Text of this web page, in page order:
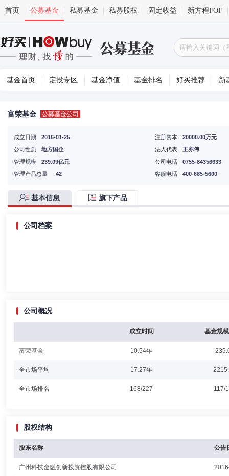
首页 公募基金 私募基金 私募股权 固定收益 新方程FOF
基金首页 定投专区 基金净值 基金排名 好买推荐 新
富荣基金 公募基金公司
成立日期
2016-01-25
公司性质
地方国企
注册资本
20000.00万元
法人代表
王亦伟
管理规模
239.09亿元
管理产品总量
42
公司电话
0755-84356633
客服电话
400-685-5600
基本信息 旗下产品
公司档案
公司概况
成立时间 基金规
富荣基金 10.54年
全市场平均 17.27年
全市场排名 168/227 117/
股权结构
股东名称 公告
广州科技金融创新投资控股有限公司